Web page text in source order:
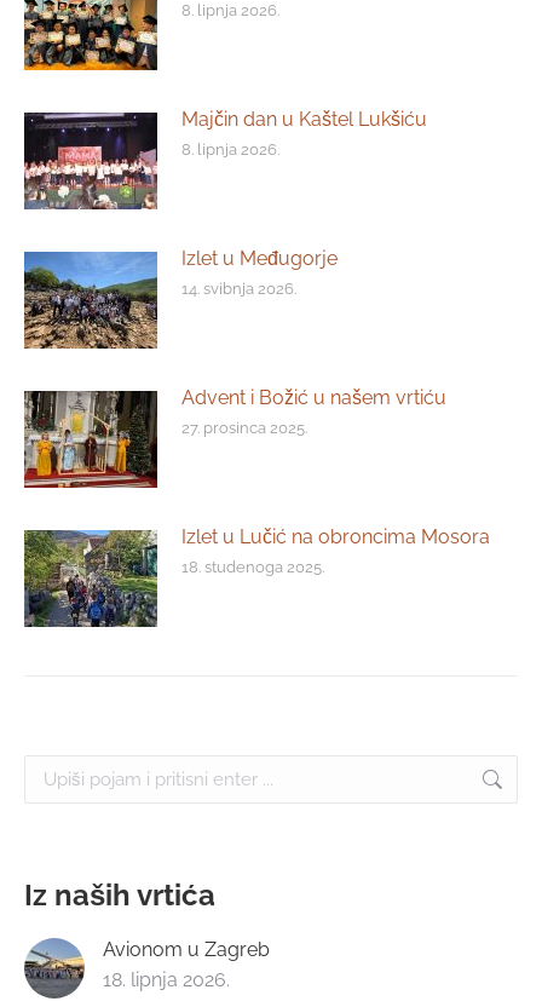
8. lipnja 2026.
Majčin dan u Kaštel Lukšiću
8. lipnja 2026.
Izlet u Međugorje
14. svibnja 2026.
Advent i Božić u našem vrtiću
27. prosinca 2025.
Izlet u Lučić na obroncima Mosora
18. studenoga 2025.
Search:
Iz naših vrtića
Avionom u Zagreb
18. lipnja 2026.